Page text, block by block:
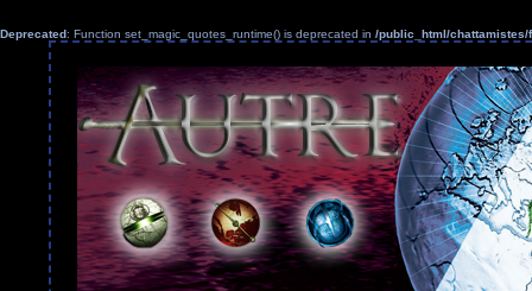
Deprecated: Function set_magic_quotes_runtime() is deprecated in /public_html/chattamistes/